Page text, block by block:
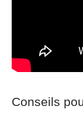
Conseils